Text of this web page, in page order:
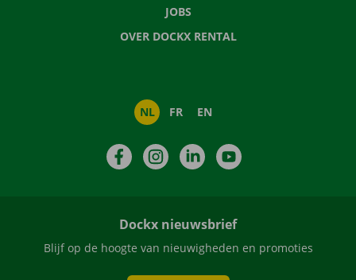
JOBS
OVER DOCKX RENTAL
NL FR EN
FacebookInstagramLinkedIn
Dockx nieuwsbrief
Blijf op de hoogte van nieuwigheden en promoties